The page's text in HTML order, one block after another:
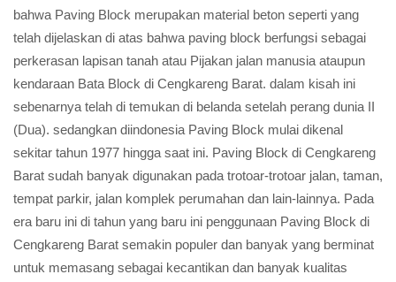
bahwa Paving Block merupakan material beton seperti yang
telah dijelaskan di atas bahwa paving block berfungsi sebagai
perkerasan lapisan tanah atau Pijakan jalan manusia ataupun
kendaraan Bata Block di Cengkareng Barat. dalam kisah ini
sebenarnya telah di temukan di belanda setelah perang dunia II
(Dua). sedangkan diindonesia Paving Block mulai dikenal
sekitar tahun 1977 hingga saat ini. Paving Block di Cengkareng
Barat sudah banyak digunakan pada trotoar-trotoar jalan, taman,
tempat parkir, jalan komplek perumahan dan lain-lainnya. Pada
era baru ini di tahun yang baru ini penggunaan Paving Block di
Cengkareng Barat semakin populer dan banyak yang berminat
untuk memasang sebagai kecantikan dan banyak kualitas